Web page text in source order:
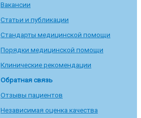
Вакансии
Статьи и публикации
Стандарты медицинской помощи
Порядки медицинской помощи
Клинические рекомендации
Обратная связь
Отзывы пациентов
Независимая оценка качества